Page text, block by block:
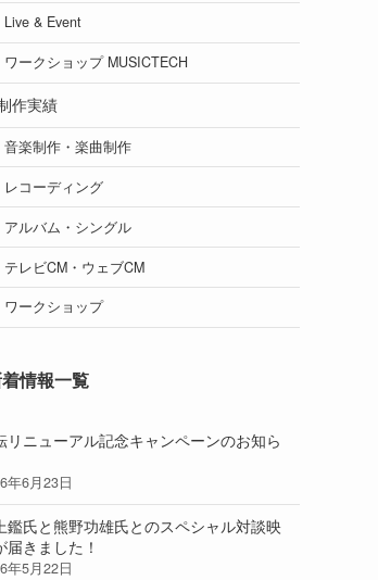
Live & Event
ワークショップ MUSICTECH
作実績
音楽制作・楽曲制作
レコーディング
アルバム・シングル
テレビCM・ウェブCM
ワークショップ
情報一覧
リニューアル記念キャンペーンのお知ら
年6月23日
鑑氏と熊野功雄氏とのスペシャル対談映
届きました！
年5月22日